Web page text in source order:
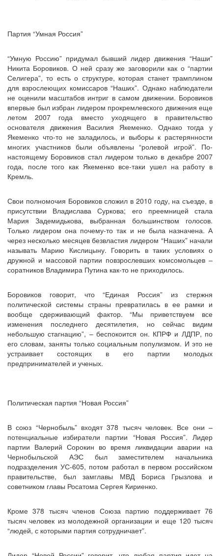
Партия “Умная Россия”
“Умную Россию” придумал бывший лидер движения “Наши”
Никита Боровиков. О ней сразу же заговорили как о “партии
Селигера”, то есть о структуре, которая станет трамплином
для взрослеющих комиссаров “Наших”. Однако наблюдатели
не оценили масштабов интриг в самом движении. Боровиков
впервые был избран лидером прокремлевского движения еще
летом 2007 года вместо уходящего в правительство
основателя движения Василия Якеменко. Однако тогда у
Якеменко что-то не заладилось, и выборы к растерянности
многих участников были объявлены “ролевой игрой”. По-
настоящему Боровиков стал лидером только в декабре 2007
года, после того как Якеменко все-таки ушел на работу в
Кремль.
Свои полномочия Боровиков сложил в 2010 году, на съезде, в
присутствии Владислава Суркова; его преемницей стала
Мария Задемидькова, выбранная большинством голосов.
Только лидером она почему-то так и не была назначена. А
через несколько месяцев безвластия лидером “Наших” начали
называть Марию Кислицыну. Говорить в таких условиях о
дружной и массовой партии повзрослевших комсомольцев –
соратников Владимира Путина как-то не приходилось.
Боровиков говорит, что “Единая Россия” из стержня
политической системы страны превратилась в ее рамки и
вообще сдерживающий фактор. “Мы приветствуем все
изменения последнего десятилетия, но сейчас видим
небольшую стагнацию”, – беспокоится он. КПРФ и ЛДПР, по
его словам, заняты только социальным популизмом. И это не
устраивает состоящих в его партии молодых
предпринимателей и ученых.
Политическая партия “Новая Россия”
В союз “Чернобыль” входят 378 тысяч человек. Все они –
потенциальные избиратели партии “Новая Россия”. Лидер
партии Валерий Сорокин во время ликвидации аварии на
Чернобыльской АЭС был заместителем начальника
подразделения УС-605, потом работал в первом российском
правительстве, был замглавы МВД Бориса Грызлова и
советником главы Росатома Сергея Кириенко.
Кроме 378 тысяч членов Союза партию поддерживает 76
тысяч человек из молодежной организации и еще 120 тысяч
“людей, с которыми партия сотрудничает”.